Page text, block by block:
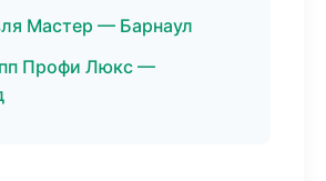
Мастер — Барнаул
Профи Люкс —